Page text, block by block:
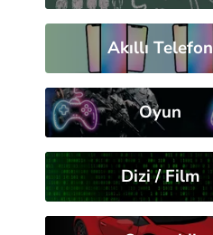
Akıllı Telefon
Oyun
Dizi / Film